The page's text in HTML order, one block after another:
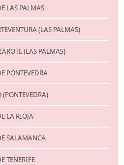
LAS PALMAS
(LAS PALMAS)
(LAS PALMAS)
PONTEVEDRA
LA RIOJA
SALAMANCA
TENERIFE